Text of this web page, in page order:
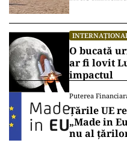
apropierea terenului
Beach, Florida, unde
acel moment.
poată deschide focul.
Vrei să fii mereu la
Puterea.ro și pe